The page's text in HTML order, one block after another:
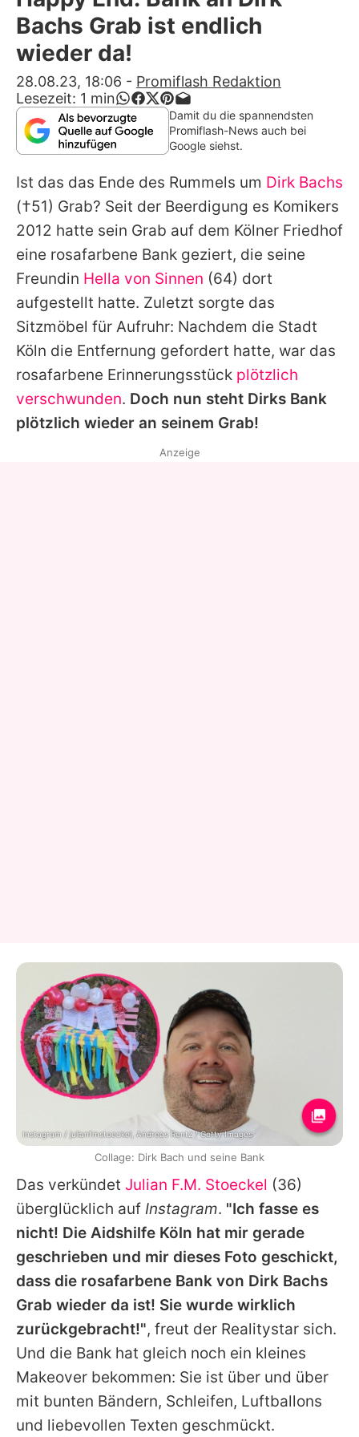
Alle Themen auf Promiflash
App runterladen
Team
Redaktionelle Richtlinien
Impressum
Datenschutzerklärung
Nutzungsbedingungen
Utiq verwalten
Bachs Grab ist endlich
wieder da!
28.08.23, 18:06 - Promiflash Redaktion
Lesezeit: 1 min
Damit du die spannendsten
Promiflash-News auch bei
Google siehst.
Ist das das Ende des Rummels um Dirk Bachs
(†51) Grab? Seit der Beerdigung es Komikers
2012 hatte sein Grab auf dem Kölner Friedhof
eine rosafarbene Bank geziert, die seine
Freundin Hella von Sinnen (64) dort
aufgestellt hatte. Zuletzt sorgte das
Sitzmöbel für Aufruhr: Nachdem die Stadt
Köln die Entfernung gefordert hatte, war das
rosafarbene Erinnerungsstück plötzlich
verschwunden. Doch nun steht Dirks Bank
plötzlich wieder an seinem Grab!
Das verkündet Julian F.M. Stoeckel (36)
überglücklich auf Instagram. "Ich fasse es
nicht! Die Aidshilfe Köln hat mir gerade
geschrieben und mir dieses Foto geschickt,
dass die rosafarbene Bank von Dirk Bachs
Grab wieder da ist! Sie wurde wirklich
zurückgebracht!", freut der Realitystar sich.
Und die Bank hat gleich noch ein kleines
Makeover bekommen: Sie ist über und über
mit bunten Bändern, Schleifen, Luftballons
und liebevollen Texten geschmückt.
Anzeige
Instagram / julianfmstoeckel, Andreas Rentz / Getty Images
Collage: Dirk Bach und seine Bank